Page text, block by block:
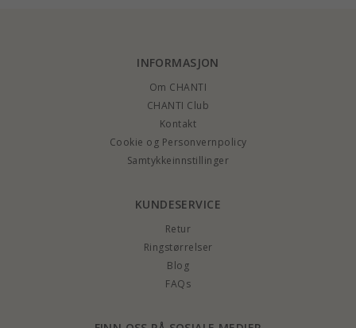
INFORMASJON
Om CHANTI
CHANTI Club
Kontakt
Cookie og Personvernpolicy
Samtykkeinnstillinger
KUNDESERVICE
Retur
Ringstørrelser
Blog
FAQs